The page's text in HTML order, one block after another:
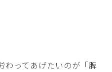
わってあげたいのが「脾